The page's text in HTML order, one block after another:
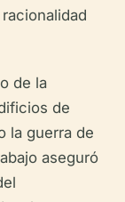
de la
de
la guerra de
aseguró